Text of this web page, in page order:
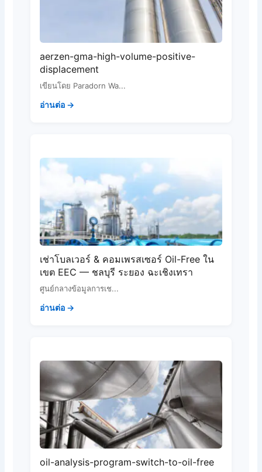
aerzen-gma-high-volume-positive-
displacement
เขียนโดย Paradorn Wa...
อ่านต่อ →
เช่าโบลเวอร์ & คอมเพรสเซอร์ Oil-Free ใน
เขต EEC — ชลบุรี ระยอง ฉะเชิงเทรา
ศูนย์กลางข้อมูลการเช...
อ่านต่อ →
oil-analysis-program-switch-to-oil-free